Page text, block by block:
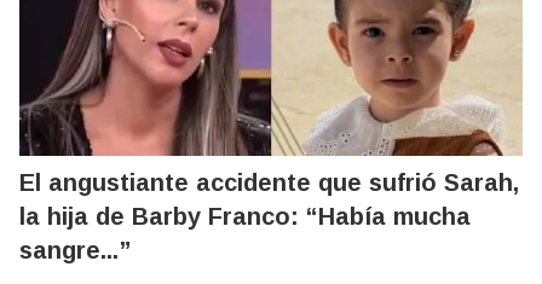
El angustiante accidente que sufrió Sarah,
la hija de Barby Franco: “Había mucha
sangre...”